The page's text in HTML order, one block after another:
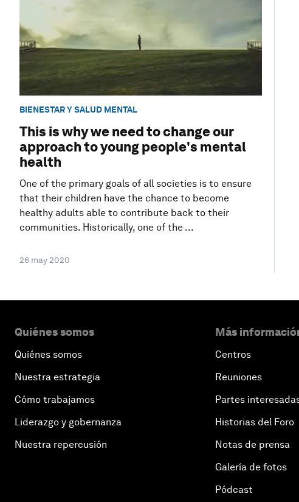
BIENESTAR Y SALUD MENTAL
This is why we need to change our
approach to young people's mental
health
One of the primary goals of all societies is to ensure
that their children have the chance to become
healthy adults able to contribute back to their
communities. Historically, one of the ...
26 may 2020
Quiénes somos
Quiénes somos
Nuestra estrategia
Cómo trabajamos
Liderazgo y gobernanza
Nuestra repercusión
Más
Centros
Reuniones
Partes
Historias del Foro
Notas de prensa
Galería de fotos
Pódcast